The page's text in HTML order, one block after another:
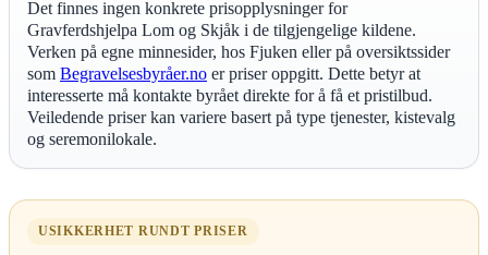
Det finnes ingen konkrete prisopplysninger for
Gravferdshjelpa Lom og Skjåk i de tilgjengelige kildene.
Verken på egne minnesider, hos Fjuken eller på oversiktssider
som Begravelsesbyråer.no er priser oppgitt. Dette betyr at
interesserte må kontakte byrået direkte for å få et pristilbud.
Veiledende priser kan variere basert på type tjenester, kistevalg
og seremonilokale.
USIKKERHET RUNDT PRISER